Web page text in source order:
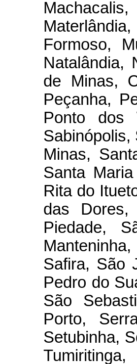
Formoso,
Natalândia,
de Minas,
Peçanha,
Ponto dos
Sabinópolis,
Minas,
Santa
Rita do
das
Piedade,
Safira, São
Pedro do
São
Porto,
Setubinha,